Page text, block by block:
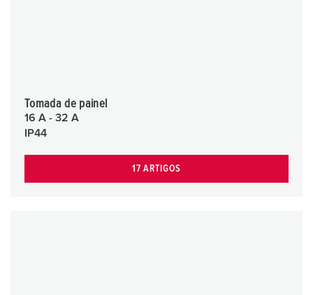
Tomada de painel
16 A - 32 A
IP44
17 ARTIGOS